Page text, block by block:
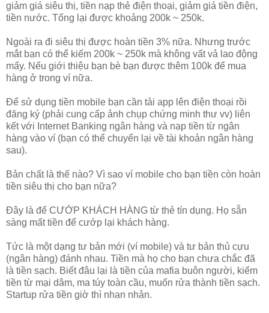
giảm giá siêu thị, tiền nạp thẻ điện thoại, giảm giá tiền điện,
tiền nước. Tổng lại được khoảng 200k ~ 250k.
Ngoài ra đi siêu thị được hoàn tiền 3% nữa. Nhưng trước
mắt bạn có thể kiếm 200k ~ 250k mà không vất vả lao động
mấy. Nếu giới thiệu bạn bè bạn được thêm 100k để mua
hàng ở trong ví nữa.
Để sử dụng tiền mobile bạn cần tải app lên điện thoại rồi
đăng ký (phải cung cấp ảnh chụp chứng minh thư vv) liên
kết với Internet Banking ngân hàng và nạp tiền từ ngân
hàng vào ví (bạn có thể chuyển lại về tài khoản ngân hàng
sau).
Bản chất là thế nào? Vì sao ví mobile cho bạn tiền còn hoàn
tiền siêu thị cho bạn nữa?
Đây là để CƯỚP KHÁCH HÀNG từ thẻ tín dụng. Họ sẵn
sàng mất tiền để cướp lại khách hàng.
Tức là một dạng tư bản mới (ví mobile) và tư bản thủ cựu
(ngân hàng) đánh nhau. Tiền mà họ cho bạn chưa chắc đã
là tiền sạch. Biết đâu lại là tiền của mafia buôn người, kiếm
tiền từ mại dâm, ma túy toàn cầu, muốn rửa thành tiền sạch.
Startup rửa tiền giờ thì nhan nhản.